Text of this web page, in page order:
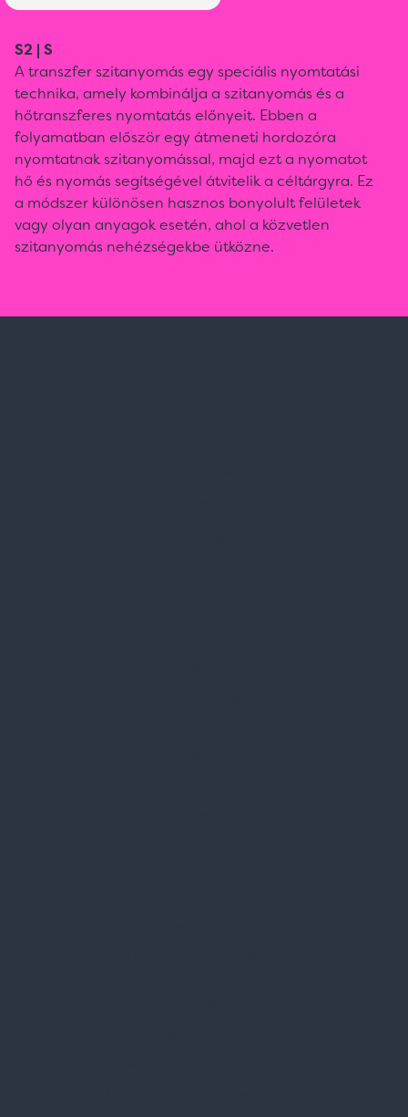
S2 | S
A transzfer szitanyomás egy speciális nyomtatási
technika, amely kombinálja a szitanyomás és a
hőtranszferes nyomtatás előnyeit. Ebben a
folyamatban először egy átmeneti hordozóra
nyomtatnak szitanyomással, majd ezt a nyomatot
hő és nyomás segítségével átvitelik a céltárgyra. Ez
a módszer különösen hasznos bonyolult felületek
vagy olyan anyagok esetén, ahol a közvetlen
szitanyomás nehézségekbe ütközne.